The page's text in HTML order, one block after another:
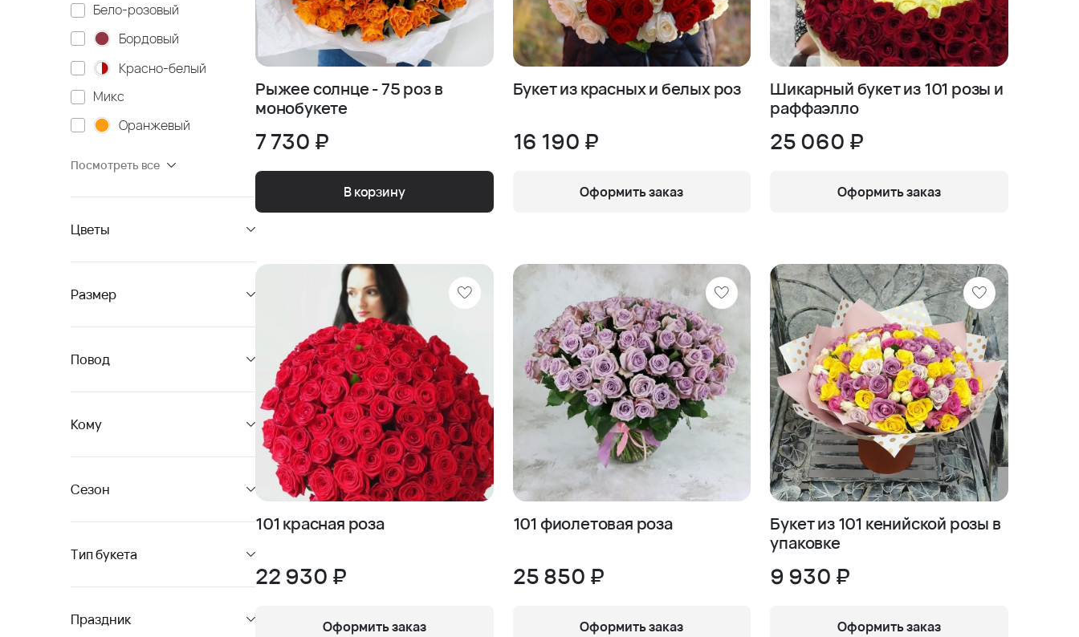
Бело-розовый
Бордовый
Красно-белый
Микс
Оранжевый
Посмотреть все
Цветы
Размер
Повод
Кому
Сезон
Тип букета
Праздник
Рыжее солнце - 75 роз в
монобукете
7 730 ₽
В корзину
Букет из красных и белых роз
16 190 ₽
Оформить заказ
Шикарный букет из 101 розы и
раффаэлло
25 060 ₽
Оформить заказ
101 красная роза
22 930 ₽
Оформить заказ
101 фиолетовая роза
25 850 ₽
Оформить заказ
Букет из 101 кенийской розы в
упаковке
9 930 ₽
Оформить заказ